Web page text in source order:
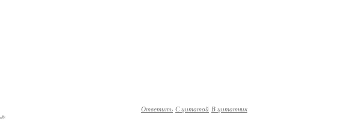
Ответить С цитатой В цитатник